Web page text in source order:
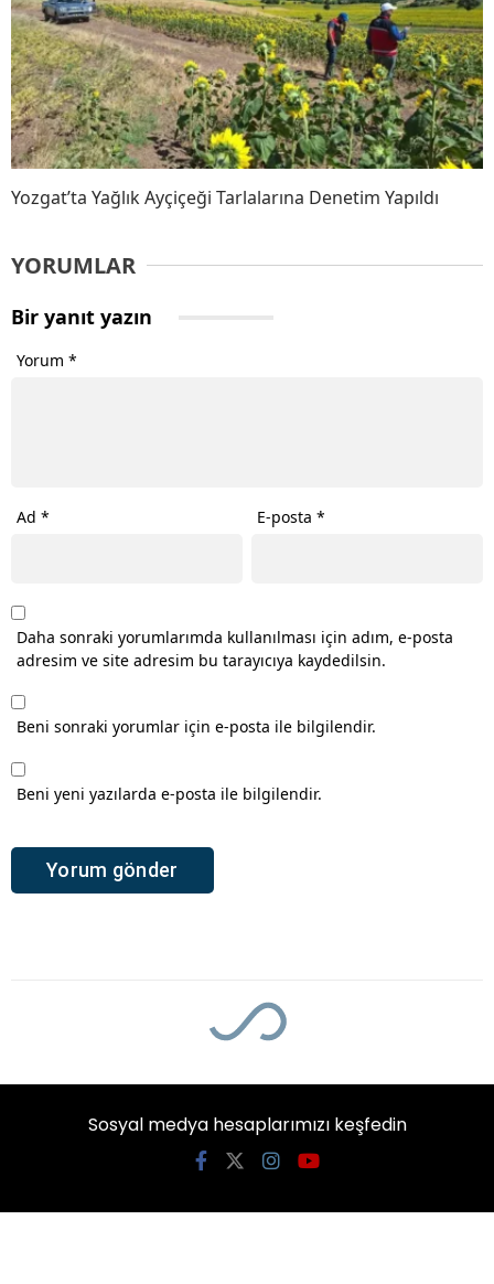
Yozgat’ta Yağlık Ayçiçeği Tarlalarına Denetim Yapıldı
YORUMLAR
Bir yanıt yazın
Yorum *
Ad * E-posta*
Daha sonraki yorumlarımda kullanılması için adım, e-posta
adresim ve site adresim bu tarayıcıya kaydedilsin.
Beni sonraki yorumlar için e-posta ile bilgilendir.
Beni yeni yazılarda e-posta ile bilgilendir.
Sosyal medya hesaplarımızı keşfedin